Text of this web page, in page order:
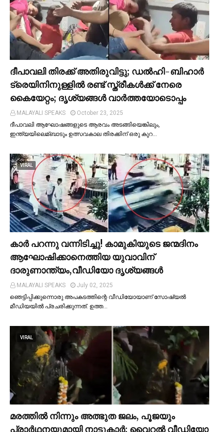
ദീപാവലി തിരക്ക് അതിരുവിട്ടു; ഡല്‍ഹി-ബിഹാര്‍
ട്രെയിനിനുള്ളില്‍ രണ്ട് സ്ത്രീകള്‍ക്ക് നേരെ
കൈയേറ്റം; ദൃശ്യങ്ങള്‍ വാർത്തയോടൊപ്പം
MALAYALI SPEAKS
October 23, 2025
ദീപാവലി ആഘോഷങ്ങളുടെ ആരവം അടങ്ങിയെങ്കിലും,
ഇന്ത്യയിലെമ്ബാടും ഉത്സവകാല തിരക്കിന് ഒരു കുറ…
VIRAL
കാര്‍ പറന്നു വന്നിടിച്ചു! കാമുകിയുടെ ജന്മദിനം
ആഘോഷിക്കാനെത്തിയ യുവാവിന്
ദാരുണാന്ത്യം,വീഡിയോ ദൃശ്യങ്ങൾ
MALAYALI SPEAKS
July 02, 2025
ഞെട്ടിപ്പിക്കുന്നൊരു അപകടത്തിന്റെ വീഡിയോയാണ് സോഷ്യല്‍
മീഡിയയില്‍ പ്രചരിക്കുന്നത്. ഉത്ത…
VIRAL
മരത്തില്‍ നിന്നും അത്ഭുത ജലം, പൂജയും
പ്രാര്‍ഥനയുമായി നാട്ടുകാര്‍; വൈറൽ വീഡിയോ